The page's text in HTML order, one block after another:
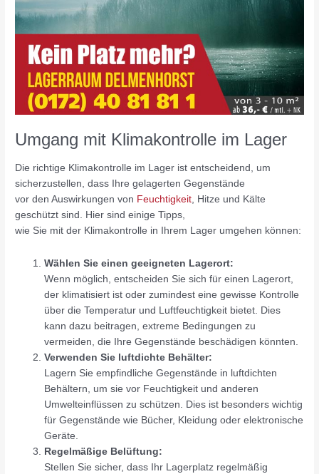
Umgang mit Klimakontrolle im Lager
Die richtige Klimakontrolle im Lager ist entscheidend, um
sicherzustellen, dass Ihre gelagerten Gegenstände
vor den Auswirkungen von Feuchtigkeit, Hitze und Kälte
geschützt sind. Hier sind einige Tipps,
wie Sie mit der Klimakontrolle in Ihrem Lager umgehen können:
Wählen Sie einen geeigneten Lagerort:
Wenn möglich, entscheiden Sie sich für einen Lagerort,
der klimatisiert ist oder zumindest eine gewisse Kontrolle
über die Temperatur und Luftfeuchtigkeit bietet. Dies
kann dazu beitragen, extreme Bedingungen zu
vermeiden, die Ihre Gegenstände beschädigen könnten.
Verwenden Sie luftdichte Behälter:
Lagern Sie empfindliche Gegenstände in luftdichten
Behältern, um sie vor Feuchtigkeit und anderen
Umwelteinflüssen zu schützen. Dies ist besonders wichtig
für Gegenstände wie Bücher, Kleidung oder elektronische
Geräte.
Regelmäßige Belüftung:
Stellen Sie sicher, dass Ihr Lagerplatz regelmäßig